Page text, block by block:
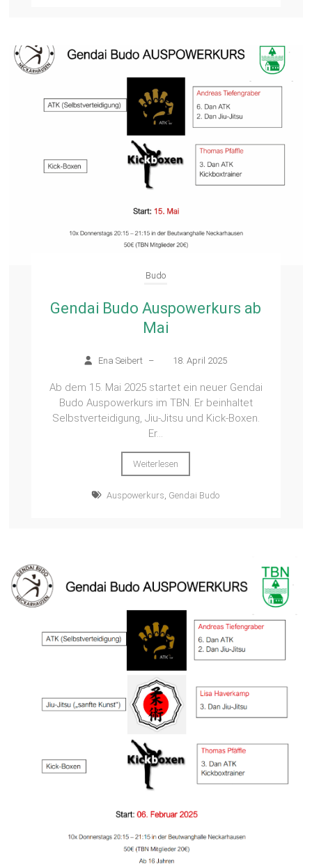
Budo
Gendai Budo Auspowerkurs ab
Mai
Ena Seibert – 18. April 2025
Ab dem 15. Mai 2025 startet ein neuer Gendai
Budo Auspowerkurs im TBN. Er beinhaltet
Selbstverteidigung, Jiu-Jitsu und Kick-Boxen.
Er...
Weiterlesen
Auspowerkurs, Gendai Budo